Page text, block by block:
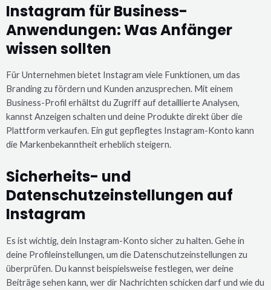
Instagram für Business-
Anwendungen: Was Anfänger
wissen sollten
Für Unternehmen bietet Instagram viele Funktionen, um das
Branding zu fördern und Kunden anzusprechen. Mit einem
Business-Profil erhältst du Zugriff auf detaillierte Analysen,
kannst Anzeigen schalten und deine Produkte direkt über die
Plattform verkaufen. Ein gut gepflegtes Instagram-Konto kann
die Markenbekanntheit erheblich steigern.
Sicherheits- und
Datenschutzeinstellungen auf
Instagram
Es ist wichtig, dein Instagram-Konto sicher zu halten. Gehe in
deine Profileinstellungen, um die Datenschutzeinstellungen zu
überprüfen. Du kannst beispielsweise festlegen, wer deine
Beiträge sehen kann, wer dir Nachrichten schicken darf und wie du